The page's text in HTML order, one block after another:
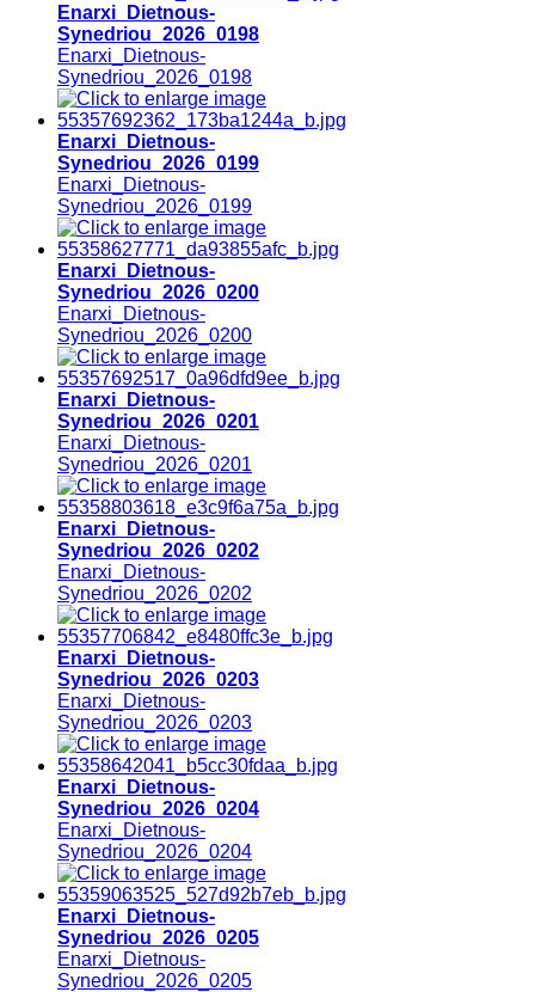
Enarxi_Dietnous-
Synedriou_2026_0198
Enarxi_Dietnous-
Synedriou_2026_0198
Enarxi_Dietnous-
Synedriou_2026_0199
Enarxi_Dietnous-
Synedriou_2026_0199
Enarxi_Dietnous-
Synedriou_2026_0200
Enarxi_Dietnous-
Synedriou_2026_0200
Enarxi_Dietnous-
Synedriou_2026_0201
Enarxi_Dietnous-
Synedriou_2026_0201
Enarxi_Dietnous-
Synedriou_2026_0202
Enarxi_Dietnous-
Synedriou_2026_0202
Enarxi_Dietnous-
Synedriou_2026_0203
Enarxi_Dietnous-
Synedriou_2026_0203
Enarxi_Dietnous-
Synedriou_2026_0204
Enarxi_Dietnous-
Synedriou_2026_0204
Enarxi_Dietnous-
Synedriou_2026_0205
Enarxi_Dietnous-
Synedriou_2026_0205